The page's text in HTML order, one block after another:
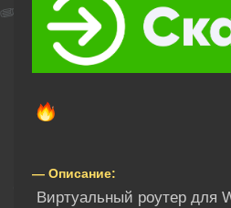
— Описание:
Виртуальный роутер для